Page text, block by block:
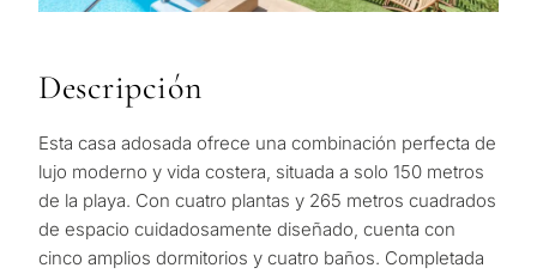
Descripción
Esta casa adosada ofrece una combinación perfecta de
lujo moderno y vida costera, situada a solo 150 metros
de la playa. Con cuatro plantas y 265 metros cuadrados
de espacio cuidadosamente diseñado, cuenta con
cinco amplios dormitorios y cuatro baños. Completada